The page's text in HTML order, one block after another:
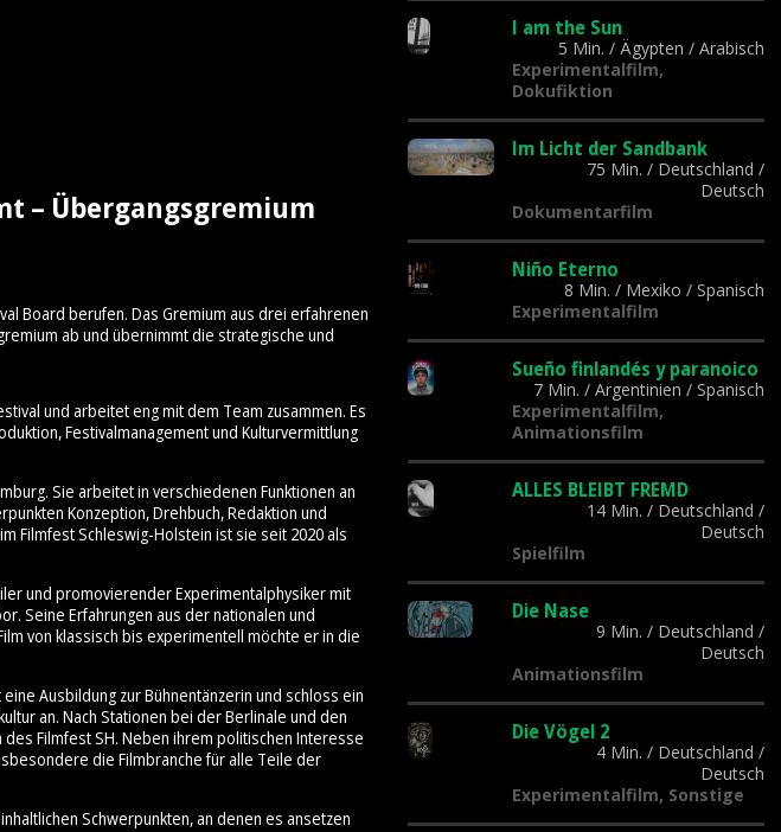
– Übergangsgremium
Board berufen. Das Gremium aus drei erfahrenen
ab und übernimmt die strategische und
und arbeitet eng mit dem Team zusammen. Es
Festivalmanagement und Kulturvermittlung
Sie arbeitet in verschiedenen Funktionen an
Konzeption, Drehbuch, Redaktion und
Filmfest Schleswig-Holstein ist sie seit 2020 als
und promovierender Experimentalphysiker mit
Seine Erfahrungen aus der nationalen und
von klassisch bis experimentell möchte er in die
Ausbildung zur Bühnentänzerin und schloss ein
an. Nach Stationen bei der Berlinale und den
Filmfest SH. Neben ihrem politischen Interesse
die Filmbranche für alle Teile der
Schwerpunkten, an denen es ansetzen
I am the Sun
5 Min. / Ägypten / Arabisch
Experimentalfilm,
Dokufiktion
Im Licht der Sandbank
75 Min. / Deutschland /
Deutsch
Dokumentarfilm
Niño Eterno
8 Min. / Mexiko / Spanisch
Experimentalfilm
Sueño finlandés y paranoico
7 Min. / Argentinien / Spanisch
Experimentalfilm,
Animationsfilm
ALLES BLEIBT FREMD
14 Min. / Deutschland /
Deutsch
Spielfilm
Die Nase
9 Min. / Deutschland /
Deutsch
Animationsfilm
Die Vögel 2
4 Min. / Deutschland /
Deutsch
Experimentalfilm, Sonstige